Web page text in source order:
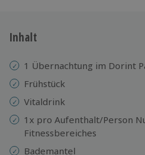
3 Jahre gültig & verlängerbar.
Inhalt
1 Übernachtung im Dorint
Frühstück
Vitaldrink
1x pro Aufenthalt/Person
Fitnessbereiches
Bademantel